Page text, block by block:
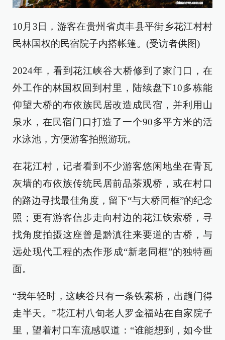
10月3日，游客在贵州省贞丰县平街乡花江村村
民林国权的民宿院子内搭帐篷。(受访者供图)
2024年，看到花江峡谷大桥修到了家门口，在
外工作的林国权回到村里，陆续盘下10多栋能
仰望大桥的布依族民居改造成民宿，并利用山
泉水，在民宿门口打造了一个90多平方米的活
水泳池，方便游客拍照游玩。
在花江村，记者看到不少游客悠闲地坐在青瓦
灰墙的布依族传统民居前品茶观桥，或在村口
的路边寻找最佳角度，留下“与大桥同框”的纪念
照；更有游客信步走向村边的花江铁索桥，寻
找角度拍摄这座曾是黔滇往来要道的古桥，与
远处现代工程的杰作形成“新老同框”的独特画
面。
“我年轻时，这峡谷只有一条铁索桥，出趟门得
走半天。”花江村八旬老人罗金福站在自家院子
里，望着村口车流感叹道：“谁能想到，如今世